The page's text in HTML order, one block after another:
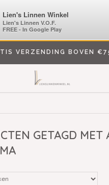
VERZENDING BOVEN
GETAGD MET
LiensLinnenwinkel.nl
Lien's Linnen V.O.F.
FREE - In Google Play
Lien's Linnen Winkel
Lien's Linnen V.O.F.
FREE - In Google Play